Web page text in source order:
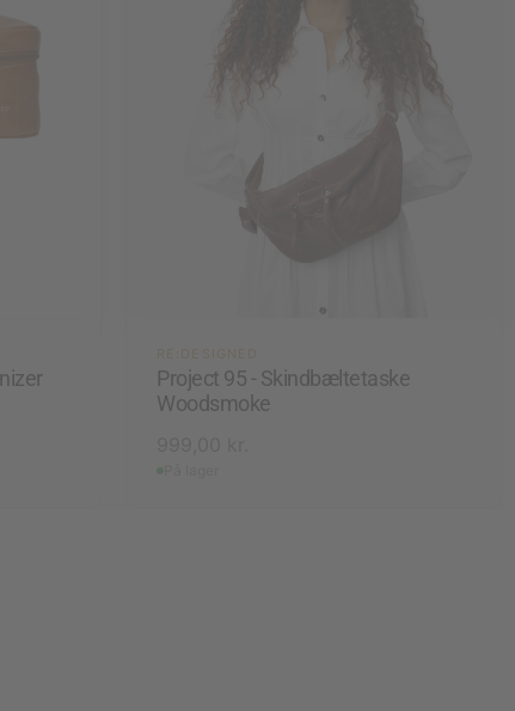
Project 95 - Skindbæltetaske
Woodsmoke